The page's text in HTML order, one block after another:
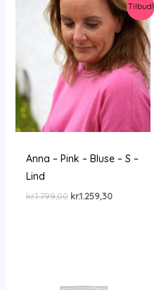
Tilbud!
Anna – Pink – Bluse – S –
Lind
kr.1.799,00 Den
kr.1.259,30Den